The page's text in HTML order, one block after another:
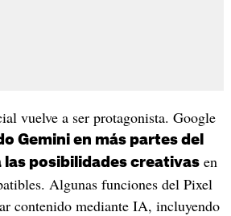
vuelve a ser protagonista. Google
Gemini en más partes del
las posibilidades creativasen
Algunas funciones del Pixel
contenido mediante IA, incluyendo